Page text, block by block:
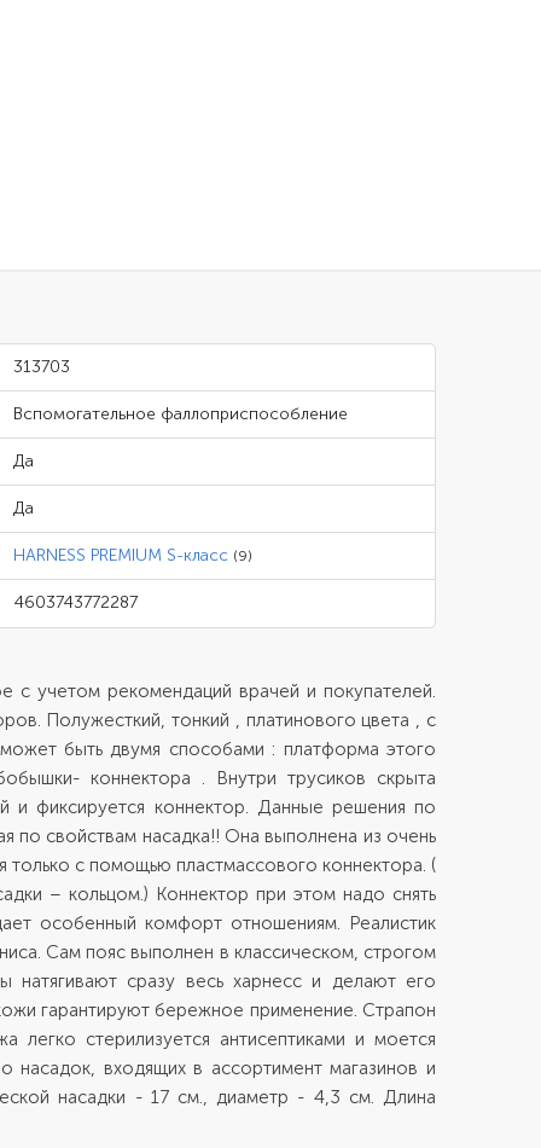
313703
Вспомогательное фаллоприспособление
Да
Да
HARNESS PREMIUM S-класс (9)
4603743772287
с учетом рекомендаций врачей и покупателей.
Полужесткий, тонкий , платинового цвета , с
быть двумя способами : платформа этого
коннектора . Внутри трусиков скрыта
и фиксируется коннектор. Данные решения по
по свойствам насадка!! Она выполнена из очень
только с помощью пластмассового коннектора. (
– кольцом.) Коннектор при этом надо снять
особенный комфорт отношениям. Реалистик
Сам пояс выполнен в классическом, строгом
сразу весь харнесс и делают его
гарантируют бережное применение. Страпон
легко стерилизуется антисептиками и моется
насадок, входящих в ассортимент магазинов и
насадки - 17 см., диаметр - 4,3 см. Длина